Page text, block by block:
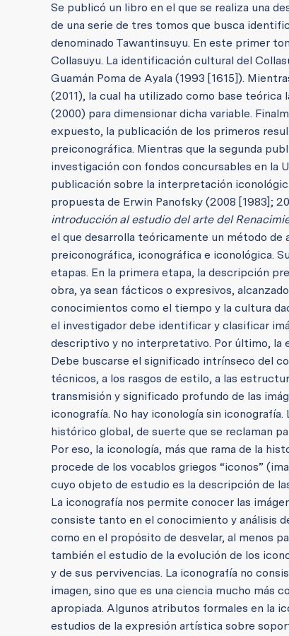
Se publicó un libro en el que se realiza una
de una serie de tres tomos que busca
denominado Tawantinsuyu. En este primer
Collasuyu. La identificación cultural del
Guamán Poma de Ayala (1993 [1615]).
(2011), la cual ha utilizado como base teórica
(2000) para dimensionar dicha variable.
expuesto, la publicación de los primeros
preiconográfica. Mientras que la segunda
investigación con fondos concursables en la
publicación sobre la interpretación
propuesta de Erwin Panofsky (2008 [1983];
introducción al estudio del arte del
el que desarrolla teóricamente un método de
preiconográfica, iconográfica e iconológica.
etapas. En la primera etapa, la descripción
obra, ya sean fácticos o expresivos,
conocimientos como el tiempo y la cultura
el investigador debe identificar y clasificar
descriptivo y no interpretativo. Por último, la
Debe buscarse el significado intrínseco del
técnicos, a los rasgos de estilo, a las
transmisión y significado profundo de las
iconografía. No hay iconología sin
histórico global, de suerte que se reclaman
Por eso, la iconología, más que rama de la
procede de los vocablos griegos “iconos”
cuyo objeto de estudio es la descripción de
La iconografía nos permite conocer las
consiste tanto en el conocimiento y análisis
como en el propósito de desvelar, al menos
también el estudio de la evolución de los
y de sus pervivencias. La iconografía no
imagen, sino que es una ciencia mucho más
apropiada. Algunos atributos formales en la
estudios de la expresión artística sobre